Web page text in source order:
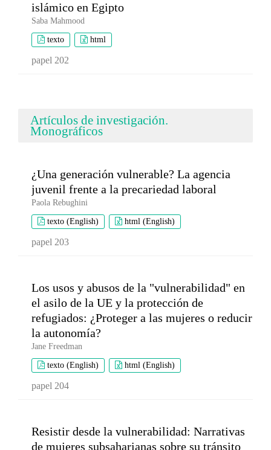
islámico en Egipto
Saba Mahmood
texto html
papel 202
Artículos de investigación.
Monográficos
¿Una generación vulnerable? La agencia
juvenil frente a la precariedad laboral
Paola Rebughini
texto (English) html (English)
papel 203
Los usos y abusos de la "vulnerabilidad" en
el asilo de la UE y la protección de
refugiados: ¿Proteger a las mujeres o reducir
la autonomía?
Jane Freedman
texto (English) html (English)
papel 204
Resistir desde la vulnerabilidad: Narrativas
de mujeres subsaharianas sobre su tránsito